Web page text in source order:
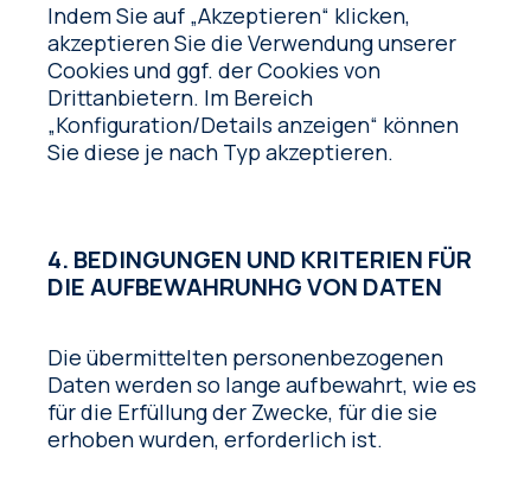
Indem Sie auf „Akzeptieren“ klicken,
akzeptieren Sie die Verwendung unserer
Cookies und ggf. der Cookies von
Drittanbietern. Im Bereich
„Konfiguration/Details anzeigen“ können
Sie diese je nach Typ akzeptieren.
4. BEDINGUNGEN UND KRITERIEN FÜR
DIE AUFBEWAHRUNHG VON DATEN
Die übermittelten personenbezogenen
Daten werden so lange aufbewahrt, wie es
für die Erfüllung der Zwecke, für die sie
erhoben wurden, erforderlich ist.